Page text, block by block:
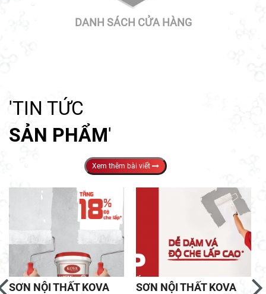
DANH SÁCH CỬA HÀNG
'TIN TỨC
SẢN PHẨM'
Xem thêm bài viết
SƠN NỘI THẤT KOVA
SƠN NỘI THẤT KOVA